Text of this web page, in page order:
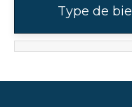
Type de